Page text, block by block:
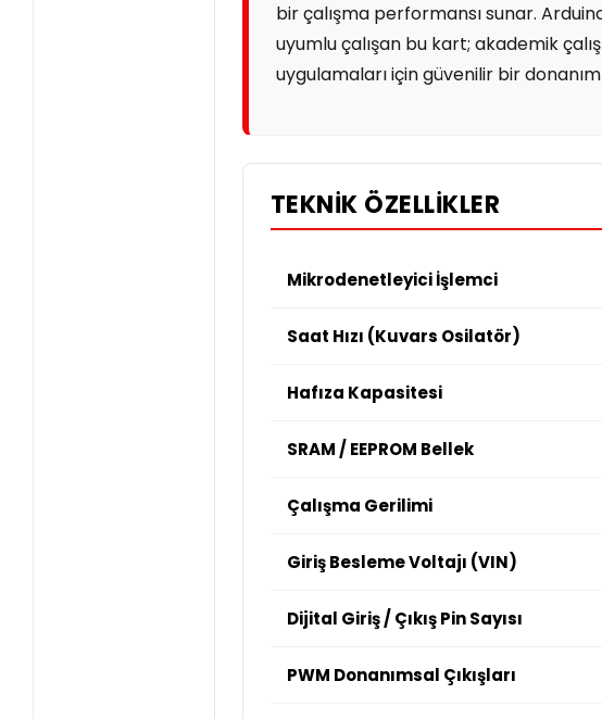
bir çalışma performansı sunar.
uyumlu çalışan bu kart; akademik
uygulamaları için güvenilir bir
TEKNIK ÖZELLIKLER
Mikrodenetleyici İşlemci
Saat Hızı (Kuvars Osilatör)
Hafıza Kapasitesi
SRAM / EEPROM Bellek
Çalışma Gerilimi
Giriş Besleme Voltajı (VIN)
Dijital Giriş / Çıkış Pin Sayısı
PWM Donanımsal Çıkışları